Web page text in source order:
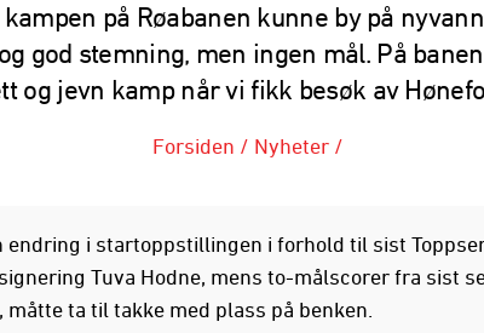
kampen på Røabanen kunne by på
god stemning, men ingen mål. På
og jevn kamp når vi fikk besøk av
Forsiden / Nyheter /
endring i startoppstillingen i forhold til sist
Tuva Hodne, mens to-målscorer fra sist
måtte ta til takke med plass på benken.